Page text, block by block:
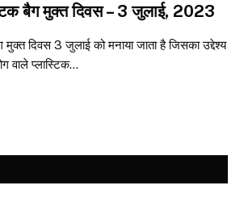
बैग मुक्त दिवस – 3 जुलाई, 2023
मुक्त दिवस 3 जुलाई को मनाया जाता है जिसका उद्देश्य
वाले प्लास्टिक…